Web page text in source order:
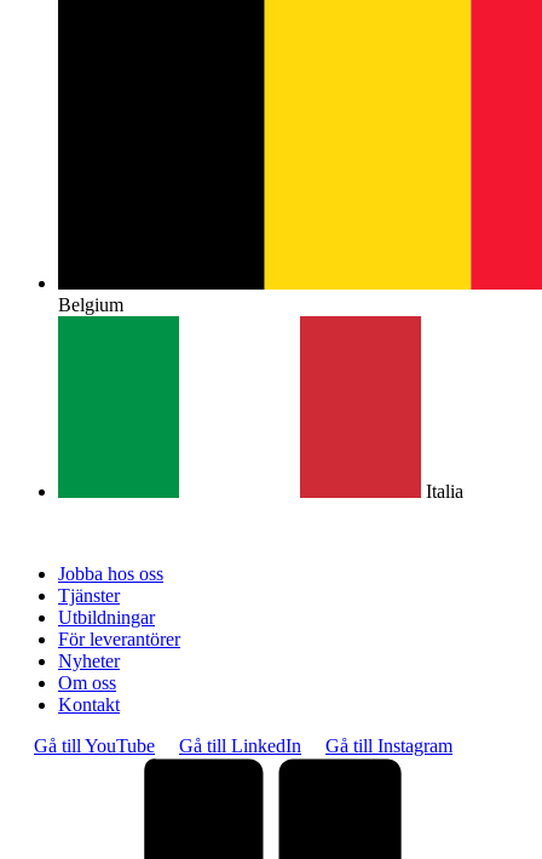
Belgium
Italia
Jobba hos oss
Tjänster
Utbildningar
För leverantörer
Nyheter
Om oss
Kontakt
Gå till YouTube
Gå till LinkedIn Gå till Instagram